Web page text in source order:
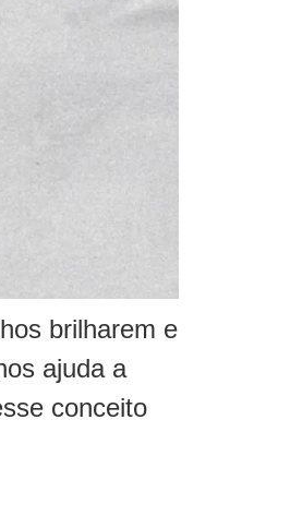
brilharem e
ajuda a
conceito